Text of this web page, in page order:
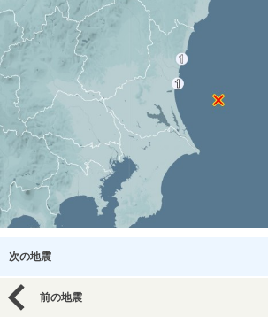
次の地震
前の地震